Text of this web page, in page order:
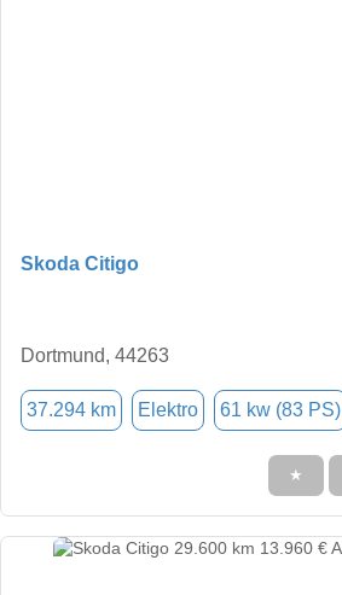
Skoda Citigo
Dortmund, 44263
37.294 km Elektro 61 kw (83 PS)
★